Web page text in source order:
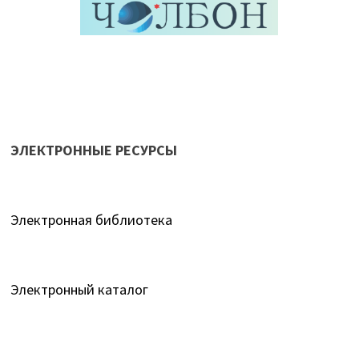
ЭЛЕКТРОННЫЕ РЕСУРСЫ
Электронная библиотека
Электронный каталог